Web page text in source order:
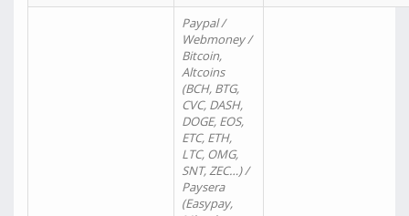
Paypal /
Webmoney /
Bitcoin,
Altcoins
(BCH, BTG,
CVC, DASH,
DOGE, EOS,
ETC, ETH,
LTC, OMG,
SNT, ZEC…) /
Paysera
(Easypay,